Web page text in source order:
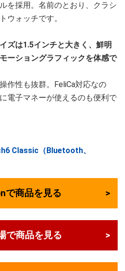
を採用。名前のとおり、クラシ
ウォッチです。
ズは1.5インチと大きく、鮮明
ーショングラフィックを体感で
作性も抜群。FeliCa対応なの
電子マネーが使えるのも便利で
Classic（Bluetooth、
で商品を見る
で商品を見る